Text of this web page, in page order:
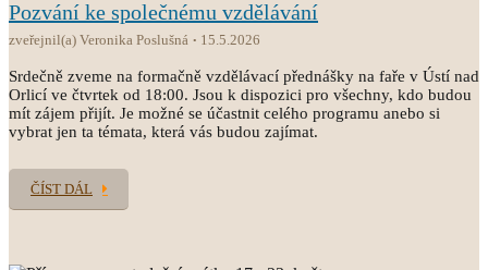
Pozvání ke společnému vzdělávání
zveřejnil(a) Veronika Poslušná 15.5.2026
Srdečně zveme na formačně vzdělávací přednášky na faře v Ústí nad
Orlicí ve čtvrtek od 18:00. Jsou k dispozici pro všechny, kdo budou
mít zájem přijít. Je možné se účastnit celého programu anebo si
vybrat jen ta témata, která vás budou zajímat.
ČÍST DÁL